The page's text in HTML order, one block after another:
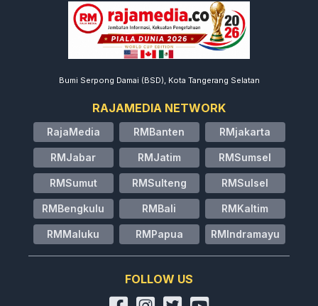
Bumi Serpong Damai (BSD), Kota Tangerang Selatan
RAJAMEDIA NETWORK
RajaMedia RMBanten RMjakarta
RMJabar RMJatim RMSumsel
RMSumut RMSulteng RMSulsel
RMBengkulu RMBali RMKaltim
RMMaluku RMPapua RMIndramayu
FOLLOW US